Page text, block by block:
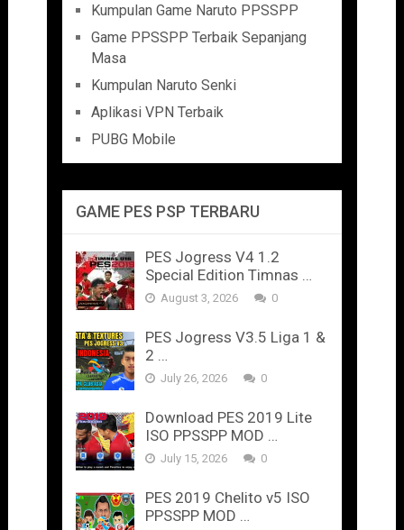
Kumpulan Game Naruto PPSSPP
Game PPSSPP Terbaik Sepanjang
Masa
Kumpulan Naruto Senki
Aplikasi VPN Terbaik
PUBG Mobile
GAME PES PSP TERBARU
PES Jogress V4 1.2
Special Edition Timnas …
August 3, 2026 0
PES Jogress V3.5 Liga 1 &
2 …
July 26, 2026 0
Download PES 2019 Lite
ISO PPSSPP MOD …
July 15, 2026 0
PES 2019 Chelito v5 ISO
PPSSPP MOD …